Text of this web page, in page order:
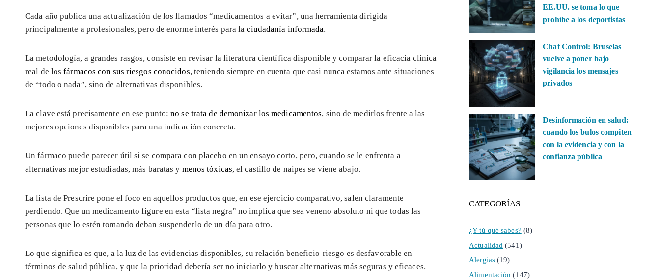
Cada año publica una actualización de los llamados “medicamentos a evitar”, una herramienta dirigida
principalmente a profesionales, pero de enorme interés para laciudadanía informada.
La metodología, a grandes rasgos, consiste en revisar la literatura científica disponible y comparar la eficacia clínica
real de losfármacos con sus riesgos conocidos, teniendo siempre en cuenta que casi nunca estamos ante situaciones
de “todo o nada”, sino de alternativas disponibles.
La clave está precisamente en ese punto:no se trata de demonizar los medicamentos, sino de medirlos frente a las
mejores opciones disponibles para una indicación concreta.
Un fármaco puede parecer útil si se compara con placebo en un ensayo corto, pero, cuando se le enfrenta a
alternativas mejor estudiadas, más baratas y menos tóxicas, el castillo de naipes se viene abajo.
La lista de Prescrire pone el foco en aquellos productos que, en ese ejercicio comparativo, salen claramente
perdiendo. Que un medicamento figure en esta “lista negra” no implica que sea veneno absoluto ni que todas las
personas que lo estén tomando deban suspenderlo de un día para otro.
Lo que significa es que, a la luz de las evidencias disponibles, su relación beneficio-riesgo es desfavorable en
términos de salud pública, y que la prioridad debería ser no iniciarlo y buscar alternativas más seguras y eficaces.
EE.UU. se toma lo que
prohíbe a los deportistas
Chat Control: Bruselas
vuelve a poner bajo
vigilancia los mensajes
privados
Desinformación en salud:
cuando los bulos compiten
con la evidencia y con la
confianza pública
CATEGORÍAS
¿Y tú qué sabes? (8)
Actualidad (541)
Alergias(19)
Alimentación (147)